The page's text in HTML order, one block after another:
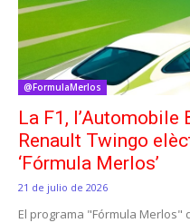
@FormulaMerlos
La F1, l’Automobile
Renault Twingo
‘Fórmula Merlos’
21 de julio de 2026
El programa "Fórmula Merlos"